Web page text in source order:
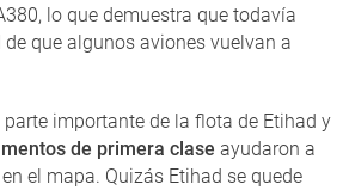
lo que demuestra que todavía
de que algunos aviones vuelvan a
importante de la flota de Etihad y
de primera clase ayudaron a
el mapa. Quizás Etihad se quede